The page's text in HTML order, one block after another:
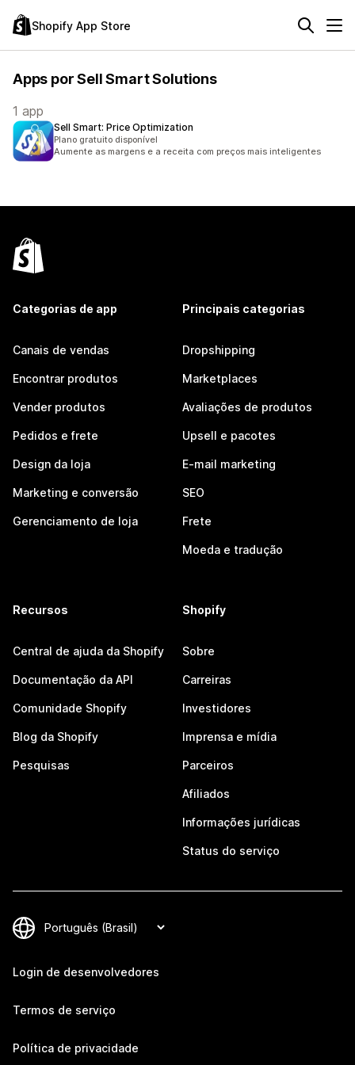
Shopify App Store
Apps por Sell Smart Solutions
1 app
Sell Smart: Price Optimization
Plano gratuito disponível
Aumente as margens e a receita com preços mais inteligentes
Categorias de app
Canais de vendas
Encontrar produtos
Vender produtos
Pedidos e frete
Design da loja
Marketing e conversão
Gerenciamento de loja
Principais categorias
Dropshipping
Marketplaces
Avaliações de produtos
Upsell e pacotes
E-mail marketing
SEO
Frete
Moeda e tradução
Recursos
Central de ajuda da Shopify
Documentação da API
Comunidade Shopify
Blog da Shopify
Pesquisas
Shopify
Sobre
Carreiras
Investidores
Imprensa e mídia
Parceiros
Afiliados
Informações jurídicas
Status do serviço
Login de desenvolvedores
Termos de serviço
Política de privacidade